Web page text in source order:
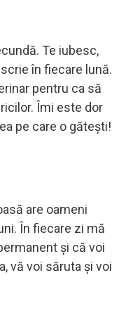
Te iubesc,
în fiecare lună.
pentru ca să
Îmi este dor
pe care o gătești!
are oameni
În fiecare zi mă
și că voi
vă voi săruta și voi